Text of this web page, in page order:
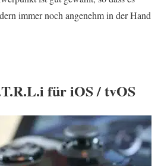
immer noch angenehm in der Hand
für iOS / tvOS